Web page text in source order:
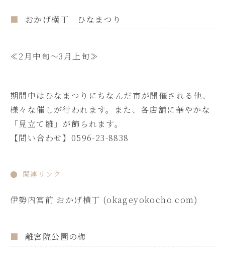
おかげ横丁 ひなまつり
≪2月中旬～3月上旬≫
期間中はひなまつりにちなんだ市が開催される他、
様々な催しが行われます。また、各店舗に華やかな
「見立て雛」が飾られます。
【問い合わせ】0596-23-8838
関連リンク
伊勢内宮前 おかげ横丁 (okageyokocho.com)
離宮院公園の梅